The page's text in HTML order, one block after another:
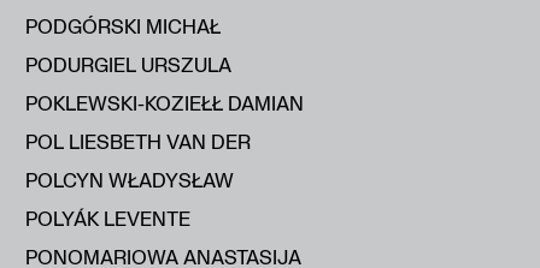
PODGÓRSKI MICHAŁ
PODURGIEL URSZULA
POKLEWSKI-KOZIEŁŁ DAMIAN
POL LIESBETH VAN DER
POLCYN WŁADYSŁAW
POLYÁK LEVENTE
PONOMARIOWA ANASTASIJA